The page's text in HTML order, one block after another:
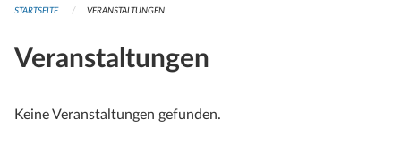
STARTSEITE VERANSTALTUNGEN
Veranstaltungen
Keine Veranstaltungen gefunden.